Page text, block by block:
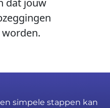
dat jouw
simpele stappen kan